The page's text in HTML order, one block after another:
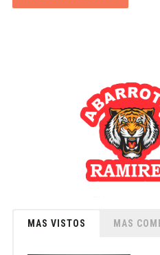
MAS VISTOS MAS